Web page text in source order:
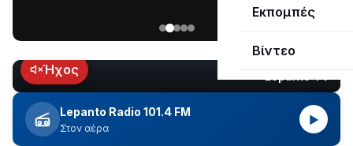
Εκπομπές
Βίντεο
Ναυπάκτου
εδώ
και
περίπου
δύο
ώρες
LIVEΉχος
Lepanto Radio 101.4 FM
Στον αέρα
▶